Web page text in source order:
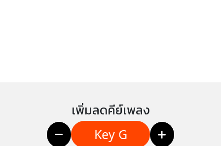
เพิ่มลดคีย์เพลง
Key G